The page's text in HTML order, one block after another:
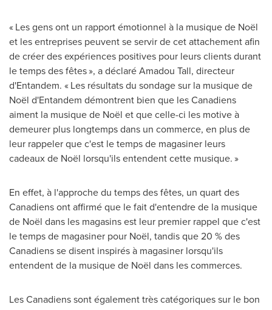
« Les gens ont un rapport émotionnel à la musique de Noël
et les entreprises peuvent se servir de cet attachement afin
de créer des expériences positives pour leurs clients durant
le temps des fêtes », a déclaré Amadou Tall, directeur
d'Entandem. « Les résultats du sondage sur la musique de
Noël d'Entandem démontrent bien que les Canadiens
aiment la musique de Noël et que celle-ci les motive à
demeurer plus longtemps dans un commerce, en plus de
leur rappeler que c'est le temps de magasiner leurs
cadeaux de Noël lorsqu'ils entendent cette musique. »
En effet, à l'approche du temps des fêtes, un quart des
Canadiens ont affirmé que le fait d'entendre de la musique
de Noël dans les magasins est leur premier rappel que c'est
le temps de magasiner pour Noël, tandis que 20 % des
Canadiens se disent inspirés à magasiner lorsqu'ils
entendent de la musique de Noël dans les commerces.
Les Canadiens sont également très catégoriques sur le bon